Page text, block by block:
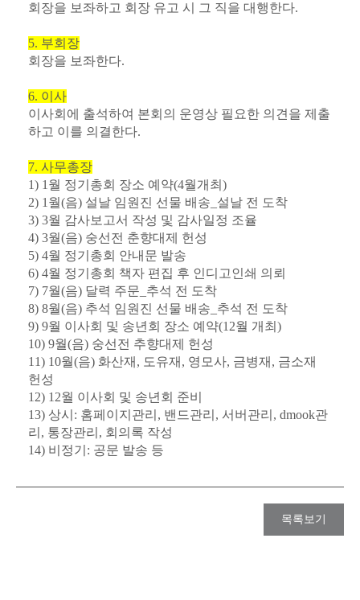
회장을 보좌하고 회장 유고 시 그 직을 대행한다.
5. 부회장
회장을 보좌한다.
6. 이사
이사회에 출석하여 본회의 운영상 필요한 의견을 제출
하고 이를 의결한다.
7. 사무총장
1) 1월 정기총회 장소 예약(4월개최)
2) 1월(음) 설날 임원진 선물 배송_설날 전 도착
3) 3월 감사보고서 작성 및 감사일정 조율
4) 3월(음) 숭선전 춘향대제 헌성
5) 4월 정기총회 안내문 발송
6) 4월 정기총회 책자 편집 후 인디고인쇄 의뢰
7) 7월(음) 달력 주문_추석 전 도착
8) 8월(음) 추석 임원진 선물 배송_추석 전 도착
9) 9월 이사회 및 송년회 장소 예약(12월 개최)
10) 9월(음) 숭선전 추향대제 헌성
11) 10월(음) 화산재, 도유재, 영모사, 금병재, 금소재
헌성
12) 12월 이사회 및 송년회 준비
13) 상시: 홈페이지관리, 밴드관리, 서버관리, dmook관
리, 통장관리, 회의록 작성
14) 비정기: 공문 발송 등
목록보기